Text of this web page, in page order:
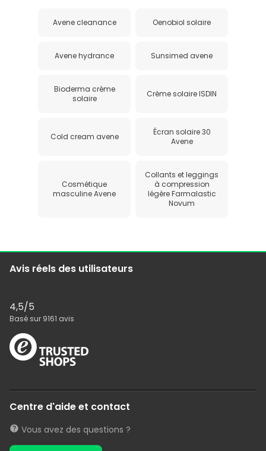
Avene cleanance Oenobiol solaire
Avene hydrance Sunsimed avene
Bioderma crème
solaire
Crème solaire ISDIN
Cold cream avene
Écran solaire 30
Avene
Cosmétique
masculine Avene
Collants et leggings
à compression
légère Farmalastic
Novum
Avis réels des utilisateurs
4,5/5
Basé sur 9161 avis
Centre d'aide et contact
Vous avez des questions ?